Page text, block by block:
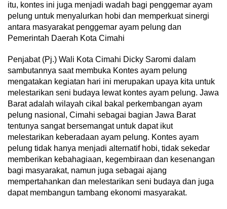
itu, kontes ini juga menjadi wadah bagi penggemar ayam
pelung untuk menyalurkan hobi dan memperkuat sinergi
antara masyarakat penggemar ayam pelung dan
Pemerintah Daerah Kota Cimahi
Penjabat (Pj.) Wali Kota Cimahi Dicky Saromi dalam
sambutannya saat membuka Kontes ayam pelung
mengatakan kegiatan hari ini merupakan upaya kita untuk
melestarikan seni budaya lewat kontes ayam pelung. Jawa
Barat adalah wilayah cikal bakal perkembangan ayam
pelung nasional, Cimahi sebagai bagian Jawa Barat
tentunya sangat bersemangat untuk dapat ikut
melestarikan keberadaan ayam pelung. Kontes ayam
pelung tidak hanya menjadi alternatif hobi, tidak sekedar
memberikan kebahagiaan, kegembiraan dan kesenangan
bagi masyarakat, namun juga sebagai ajang
mempertahankan dan melestarikan seni budaya dan juga
dapat membangun tambang ekonomi masyarakat.